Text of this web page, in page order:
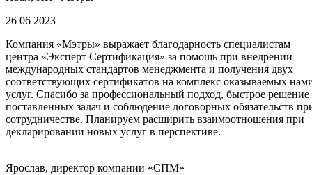
26 06 2023
Компания «Мэтры» выражает благодарность специалистам
центра «Эксперт Сертификация» за помощь при внедрении
международных стандартов менеджмента и получения двух
соответствующих сертификатов на комплекс оказываемых
услуг. Спасибо за профессиональный подход, быстрое решение
поставленных задач и соблюдение договорных обязательств
сотрудничестве. Планируем расширить взаимоотношения при
декларировании новых услуг в перспективе.
Ярослав, директор компании «СПМ»